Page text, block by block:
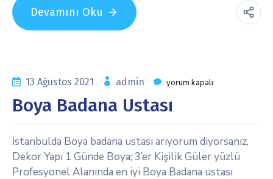
Devamını Oku
13 Ağustos 2021 admin yorum kapalı
Boya Badana Ustası
İstanbulda Boya badana ustası arıyorum diyorsanız,
Dekor Yapı 1 Günde Boya; 3’er Kişilik Güler yüzlü
Profesyonel Alanında en iyi Boya Badana ustası